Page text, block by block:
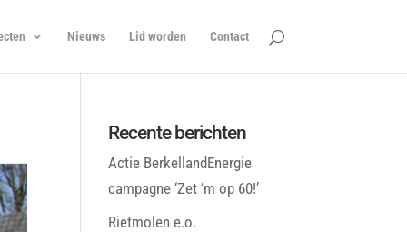
Nieuws Lid worden Contact
Recente berichten
Actie BerkellandEnergie
campagne ‘Zet ‘m op 60!’
Rietmolen e.o.